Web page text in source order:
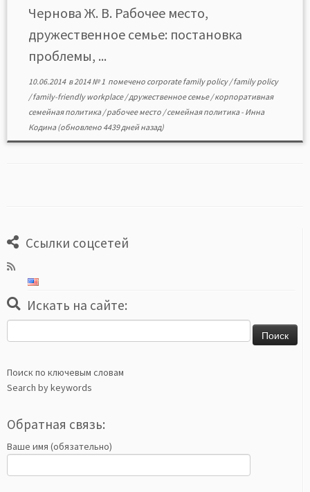
повестки дня в отношении семьи современных
государств всеобщего благосостояния […]
Чернова Ж. В. Рабочее место,
дружественное семье: постановка
проблемы, ...
10.06.2014в2014 № 1 помечено corporate family policy/family policy
/family-friendly workplace/дружественное семье/корпоративная
семейная политика/рабочее место /семейная политика- Инна
Кодина(обновлено 4439 дней назад)
Ссылки соцсетей
Искать на сайте:
Поиск по ключевым словам
Search by keywords
Обратная связь:
Ваше имя (обязательно)